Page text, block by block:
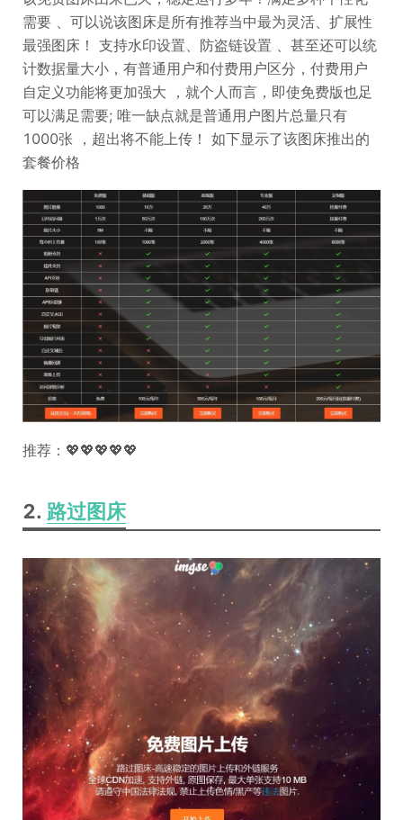
需要 、可以说该图床是所有推荐当中最为灵活、扩展性
最强图床！ 支持水印设置、防盗链设置 、甚至还可以统
计数据量大小，有普通用户和付费用户区分，付费用户
自定义功能将更加强大 ，就个人而言，即使免费版也足
可以满足需要; 唯一缺点就是普通用户图片总量只有
1000张 ，超出将不能上传！ 如下显示了该图床推出的
套餐价格
推荐：💖💖💖💖💖
2. 路过图床